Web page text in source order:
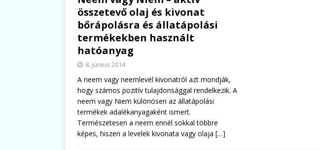
összetevő olaj és kivonat
bőrápolásra és állatápolási
termékekben használt
hatóanyag
8. június 2014
A neem vagy neemlevél kivonatról azt mondják,
hogy számos pozitív tulajdonsággal rendelkezik. A
neem vagy Niem különösen az állatápolási
termékek adalékanyagaként ismert.
Természetesen a neem ennél sokkal többre
képes, hiszen a levelek kivonata vagy olaja […]